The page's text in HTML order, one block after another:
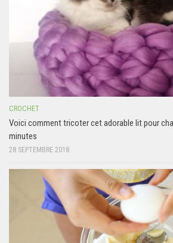
CROCHET
Voici comment tricoter cet adorable lit pour
minutes
28 SEPTEMBRE 2018